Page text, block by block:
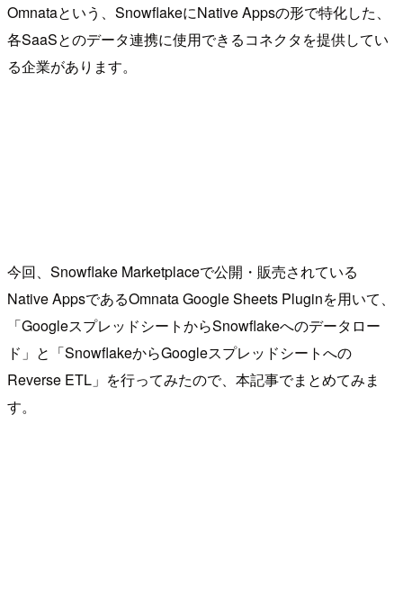
Omnataという、SnowflakeにNative Appsの形で特化した、
各SaaSとのデータ連携に使用できるコネクタを提供してい
る企業があります。
今回、Snowflake Marketplaceで公開・販売されている
Native AppsであるOmnata Google Sheets Pluginを用いて、
「GoogleスプレッドシートからSnowflakeへのデータロー
ド」と「SnowflakeからGoogleスプレッドシートへの
Reverse ETL」を行ってみたので、本記事でまとめてみま
す。